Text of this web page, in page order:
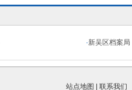
·新吴区档案局
站点地图 联系我们